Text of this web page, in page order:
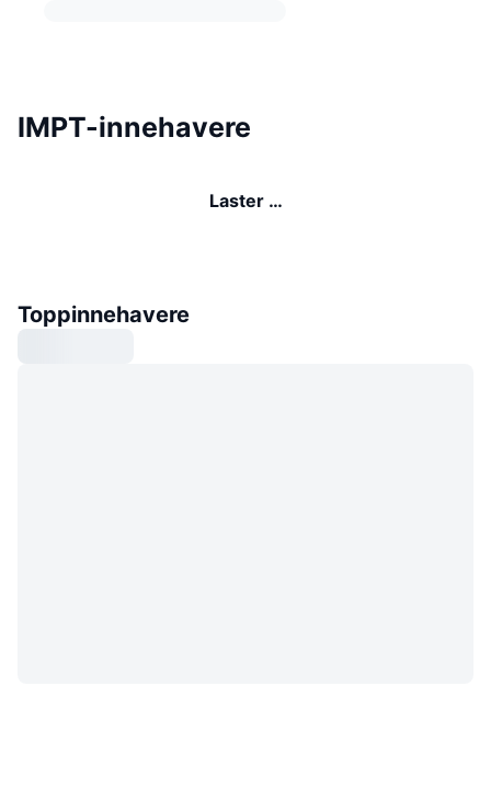
IMPT-innehavere
Laster …
Toppinnehavere